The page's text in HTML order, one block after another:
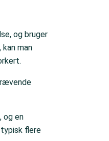
og bruger
man
og en
flere